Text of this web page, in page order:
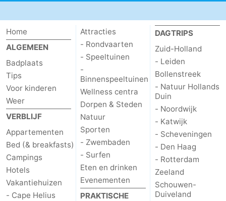
Home
ALGEMEEN
Badplaats
Tips
Voor kinderen
Weer
VERBLIJF
Appartementen
Bed (& breakfasts)
Campings
Hotels
Vakantiehuizen
- Cape Helius
Attracties
- Rondvaarten
- Speeltuinen
-
Binnenspeeltuinen
Wellness centra
Dorpen & Steden
Natuur
Sporten
- Zwembaden
- Surfen
Eten en drinken
Evenementen
PRAKTISCHE
DAGTRIPS
Zuid-Holland
- Leiden
Bollenstreek
- Natuur Hollands
Duin
- Noordwijk
- Katwijk
- Scheveningen
- Den Haag
- Rotterdam
Zeeland
Schouwen-
Duiveland